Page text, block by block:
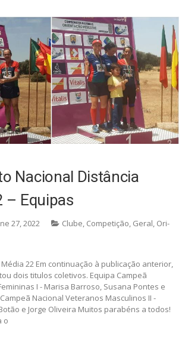
Nacional Distância
– Equipas
27, 2022 Clube, Competição, Geral, Ori-
Média 22 Em continuação à publicação anterior,
dois titulos coletivos. Equipa Campeã
I - Marisa Barroso, Susana Pontes e
Nacional Veteranos Masculinos II -
e Jorge Oliveira Muitos parabéns a todos!
o